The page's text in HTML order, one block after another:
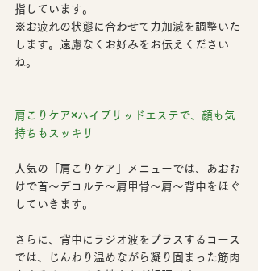
指しています。
※お疲れの状態に合わせて力加減を調整いた
します。遠慮なくお好みをお伝えください
ね。
肩こりケア×ハイブリッドエステで、顔も気
持ちもスッキリ
人気の 「肩こりケア」メニューでは、あおむ
けで首〜デコルテ〜肩甲骨〜肩〜背中をほぐ
していきます。
さらに、背中にラジオ波をプラスするコース
では、
じんわり温めながら凝り固まった筋肉